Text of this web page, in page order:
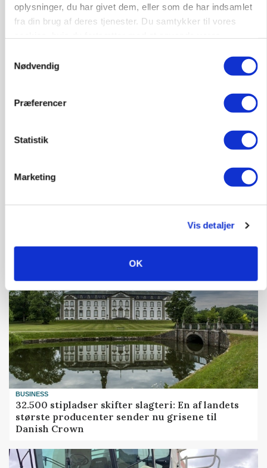
oplysninger, du har givet dem, eller som de har indsamlet
fra din brug af deres tjenester. Du samtykker til vores
Nødvendig
Præferencer
Statistik
Marketing
Vis detaljer
OK
Markvandring sætter fokus på elefantgræs
Loading...
BUSINESS
32.500 stipladser skifter slagteri: En af landets
største producenter sender nu grisene til
Danish Crown